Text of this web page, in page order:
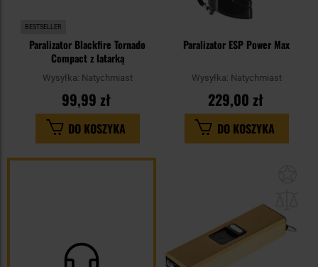
BESTSELLER
Paralizator Blackfire Tornado
Compact z latarką
Wysyłka: Natychmiast
99,99 zł
DO KOSZYKA
Paralizator ESP Power Max
Wysyłka: Natychmiast
229,00 zł
DO KOSZYKA